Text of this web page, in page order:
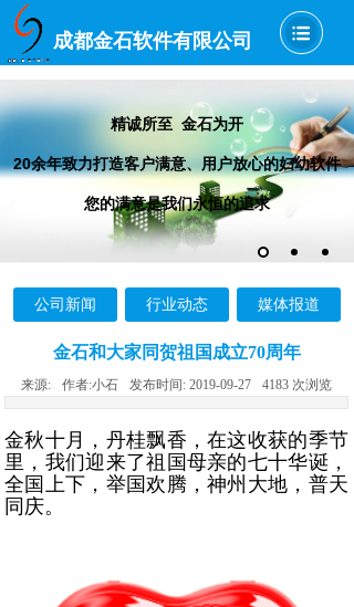
成都金石软件有限公司
精诚所至 金石为开
20余年致力打造客户满意、用户放心的妇幼软件
您的满意是我们永恒的追求
公司新闻 行业动态 媒体报道
金石和大家同贺祖国成立70周年
来源: 作者:小石 发布时间: 2019-09-27 4183 次浏览
金秋十月，丹桂飘香，在这收获的季节
里， 我们迎来了祖国母亲的七十华诞，
全国上下，举国欢腾，神州大地，普天
同庆。